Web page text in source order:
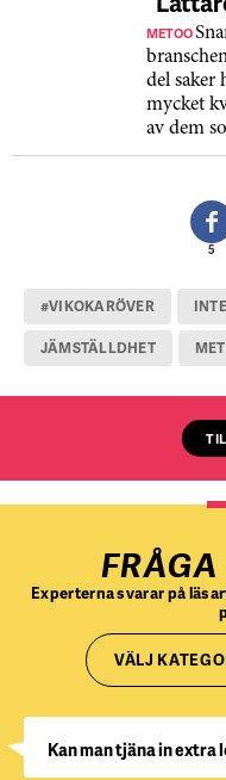
METOO
del saker
mycket
av dem
5
#VIKOKARÖVER
JÄMSTÄLLDHET
Experterna svarar på
VÄLJ
Kan man tjäna in extra